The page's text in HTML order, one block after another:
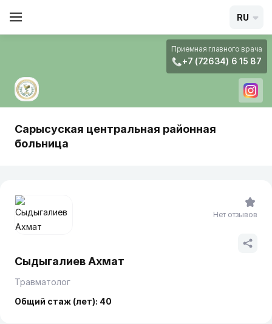
RU
Приемная главного врача
+7 (72634) 6 15 87
Сарысуская центральная районная
больница
Сыдыгалиев Ахмат
Травматолог
Общий стаж (лет): 40
Нет отзывов